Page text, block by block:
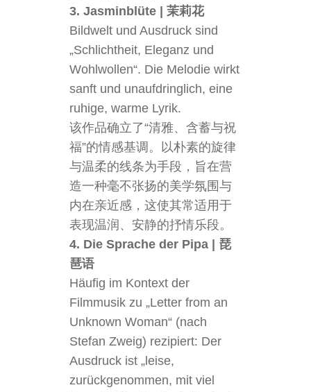
3. Jasminblüte | 茉莉花
Bildwelt und Ausdruck sind
„Schlichtheit, Eleganz und
Wohlwollen“. Die Melodie wirkt
sanft und unaufdringlich, eine
ruhige, warme Lyrik.
该作品确立了“清雅、含蓄与祝
福”的情感基调。以朴素的旋律
与温柔的线条为手段，旨在营
造一种毫不张扬的美学氛围与
内在亲近感，这使其常适用于
表现温润、安静的抒情乐段。
4. Die Sprache der Pipa | 琵
琶语
Häufig im Kontext der
Filmmusik zu „Letter from an
Unknown Woman“ (nach
Stefan Zweig) rezipiert: Der
Ausdruck ist „leise,
zurückgenommen, mit viel